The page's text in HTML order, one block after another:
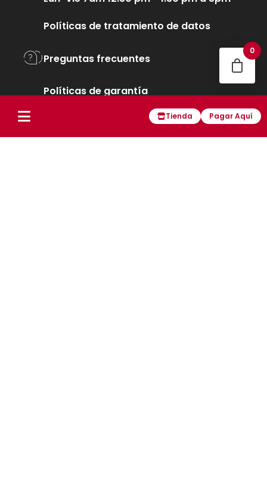
Tienda Pagar Aquí
Políticas de tratamiento de datos
Preguntas frecuentes
Políticas de garantía
0